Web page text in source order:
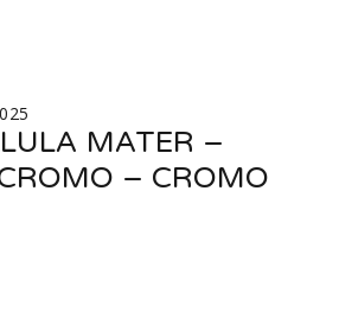
MATER –
– CROMO